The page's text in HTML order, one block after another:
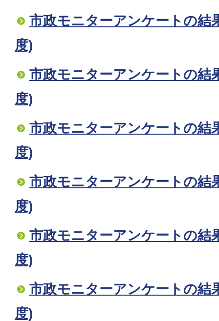
市政モニターアンケートの結
度)
市政モニターアンケートの結
度)
市政モニターアンケートの結
度)
市政モニターアンケートの結
度)
市政モニターアンケートの結
度)
市政モニターアンケートの結
度)